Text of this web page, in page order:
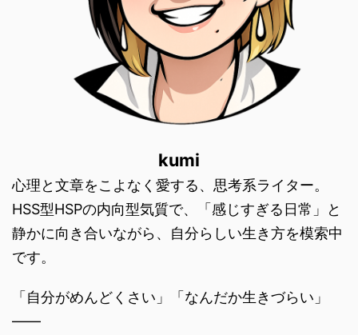
kumi
心理と文章をこよなく愛する、思考系ライター。
HSS型HSPの内向型気質で、「感じすぎる日常」と
静かに向き合いながら、自分らしい生き方を模索中
です。
「自分がめんどくさい」「なんだか生きづらい」
――